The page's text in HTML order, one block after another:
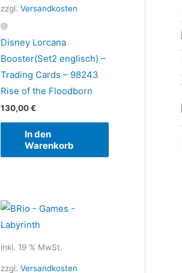
zzgl.Versandkosten
@
Disney Lorcana
Booster(Set2 englisch) –
Trading Cards – 98243
Rise of the Floodborn
130,00€
In den
Warenkorb
inkl. 19 % MwSt.
zzgl.Versandkosten